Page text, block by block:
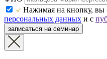
Нажимая на кнопку, вы
персональных данных и с
записаться на семинар